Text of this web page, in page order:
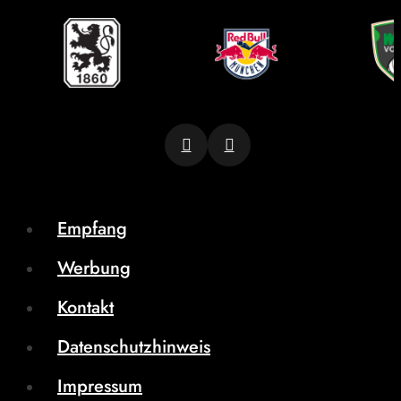
Empfang
Werbung
Kontakt
Datenschutzhinweis
Impressum